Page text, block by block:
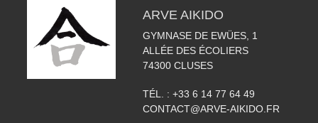
ARVE AIKIDO
GYMNASE DE EWÜES, 1
ALLÉE DES ÉCOLIERS
74300 CLUSES
TÉL. : +33 6 14 77 64 49
CONTACT@ARVE-AIKIDO.FR